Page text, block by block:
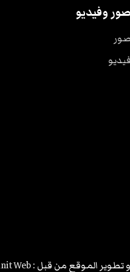
صور وفيديو
صور
فيديو
الموقع من قبل :Web